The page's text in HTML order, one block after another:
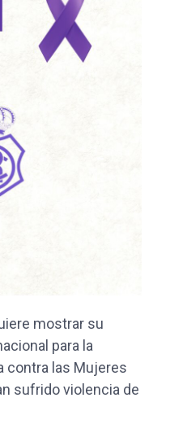
mostrar su
para la
contra las Mujeres
sufrido violencia de